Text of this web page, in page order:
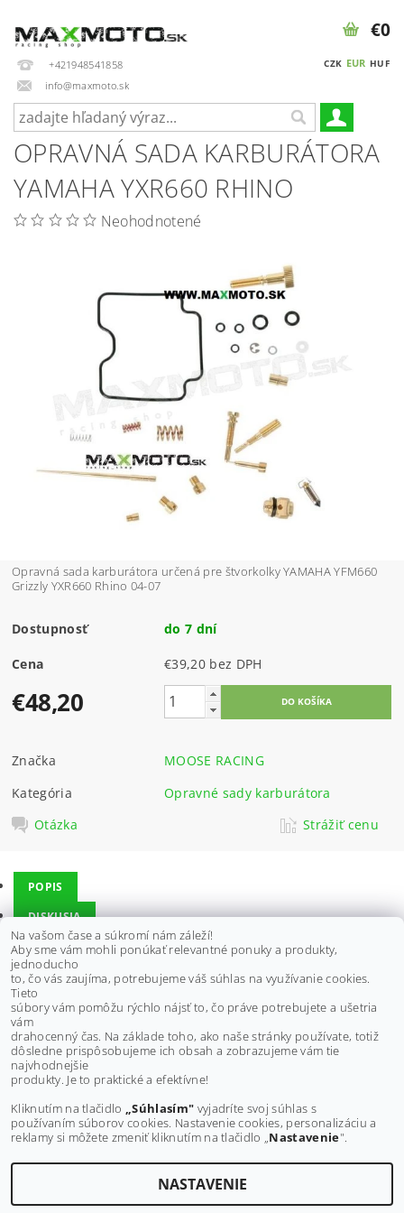
+421948541858
info@maxmoto.sk
CZK EUR HUF
€0
OPRAVNÁ SADA KARBURÁTORA
YAMAHA YXR660 RHINO
Neohodnotené
Opravná sada karburátora určená pre štvorkolky YAMAHA YFM660
Grizzly YXR660 Rhino 04-07
Dostupnosť do 7 dní
Cena €39,20 bez DPH
€48,20
Značka
MOOSE RACING
Kategória
Opravné sady karburátora
Otázka
Strážiť cenu
POPIS
DISKUSIA
Vhodné pre:
YAMAHA YXR 660 FA Rhino 4X4 660 2004 AMERICA
YAMAHA YXR 660 FA Rhino 4X4 660 2005 AMERICA
YAMAHA YXR 660 FA Rhino 4X4 660 2006 AMERICA
YAMAHA YXR 660 F Rhino 4X4 660 2007 AMERICA
Buďte prvý, kto napíše príspevok k tejto položke.
2026 ©MAXMOTO.SK, všetky práva vyhradenéUpraviť nastavenie cookies
Na vašom čase a súkromí nám záleží!
Aby sme vám mohli ponúkať relevantné ponuky a produkty,
jednoducho
to, čo vás zaujíma, potrebujeme váš súhlas na využívanie cookies.
Tieto
súbory vám pomôžu rýchlo nájsť to, čo práve potrebujete a ušetria
vám
drahocenný čas. Na základe toho, ako naše stránky používate, totiž
dôsledne prispôsobujeme ich obsah a zobrazujeme vám tie
najvhodnejšie
produkty. Je to praktické a efektívne!
Kliknutím na tlačidlo „Súhlasím" vyjadríte svoj súhlas s
používaním súborov cookies. Nastavenie cookies, personalizáciu a
reklamy si môžete zmeniť kliknutím na tlačidlo „Nastavenie".
NASTAVENIE